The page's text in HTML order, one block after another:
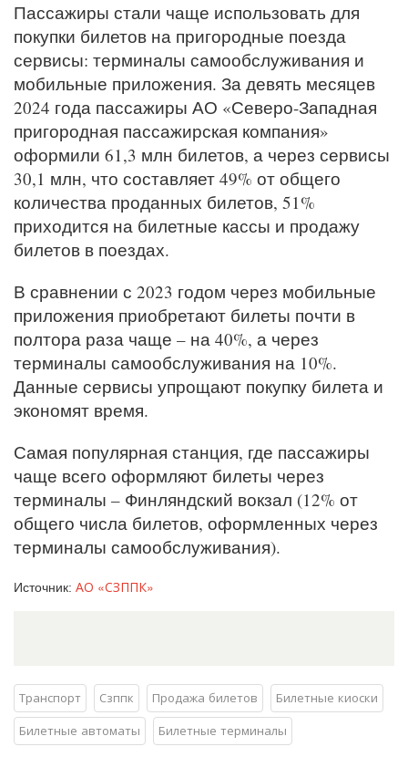
Пассажиры стали чаще использовать для
покупки билетов на пригородные поезда
сервисы: терминалы самообслуживания и
мобильные приложения. За девять месяцев
2024 года пассажиры АО «Северо-Западная
пригородная пассажирская компания»
оформили 61,3 млн билетов, а через сервисы
30,1 млн, что составляет 49% от общего
количества проданных билетов, 51%
приходится на билетные кассы и продажу
билетов в поездах.
В сравнении с 2023 годом через мобильные
приложения приобретают билеты почти в
полтора раза чаще – на 40%, а через
терминалы самообслуживания на 10%.
Данные сервисы упрощают покупку билета и
экономят время.
Самая популярная станция, где пассажиры
чаще всего оформляют билеты через
терминалы – Финляндский вокзал (12% от
общего числа билетов, оформленных через
терминалы самообслуживания).
Источник: АО «СЗППК»
Транспорт Сзппк Продажа билетов
Билетные киоски
Билетные автоматы
Билетные терминалы